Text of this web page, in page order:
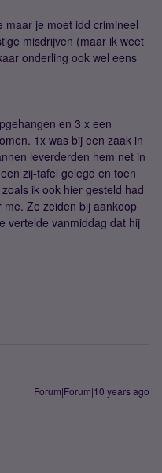
maar je moet idd crimineel
misdrijven (maar ik weet
onderling ook wel eens
en 3 x een
1x was bij een zaak in
leverderden hem net in
zij-tafel gelegd en toen
ik ook hier gesteld had
Ze zeiden bij aankoop
vertelde vanmiddag dat hij
Forum|Forum|10 years ago